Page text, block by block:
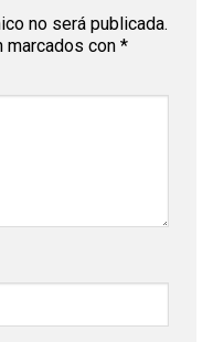
no será publicada.
marcados con *